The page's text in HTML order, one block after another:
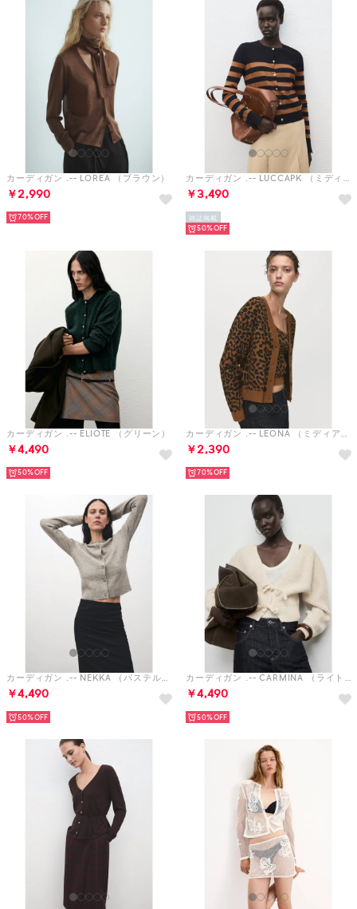
カーディガン .-- LOREA （ブラウン）
￥2,990
70%
カーディガン .-- LUCCAPK （ミディアムブラウン）
￥3,490
雑誌掲載
50%
カーディガン .-- ELIOTE （グリーン）
￥4,490
50%
カーディガン .-- LEONA （ミディアムブラウン）
￥2,390
70%
カーディガン .-- NEKKA （パステルグレー）
￥4,490
50%
カーディガン .-- CARMINA （ライトベージュ）
￥4,490
50%